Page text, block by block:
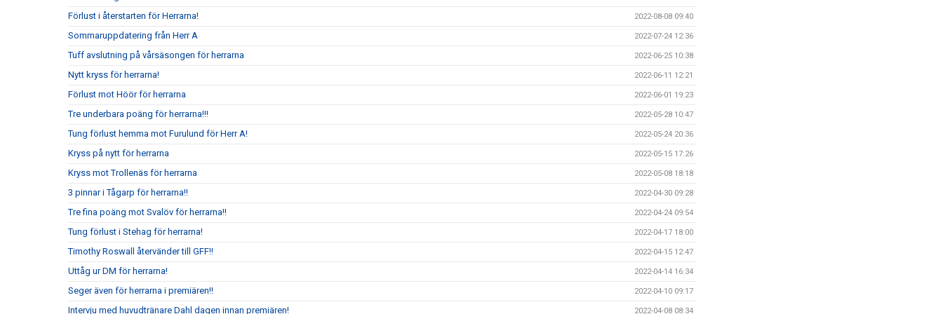
Förlust i återstarten för Herrarna! 2022-08-08 09:40
Sommaruppdatering från Herr A 2022-07-24 12:36
Tuff avslutning på vårsäsongen för herrarna 2022-06-25 10:38
Nytt kryss för herrarna! 2022-06-11 12:21
Förlust mot Höör för herrarna 2022-06-01 19:23
Tre underbara poäng för herrarna!!! 2022-05-28 10:47
Tung förlust hemma mot Furulund för Herr A! 2022-05-24 20:36
Kryss på nytt för herrarna 2022-05-15 17:26
Kryss mot Trollenäs för herrarna 2022-05-08 18:18
3 pinnar i Tågarp för herrarna!! 2022-04-30 09:28
Tre fina poäng mot Svalöv för herrarna!! 2022-04-24 09:54
Tung förlust i Stehag för herrarna! 2022-04-17 18:00
Timothy Roswall återvänder till GFF!! 2022-04-15 12:47
Uttåg ur DM för herrarna! 2022-04-14 16:34
Seger även för herrarna i premiären!! 2022-04-10 09:17
Intervju med huvudtränare Dahl dagen innan premiären! 2022-04-08 08:34